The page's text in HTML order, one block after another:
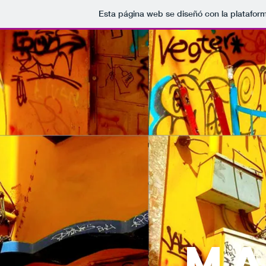
Esta página web se diseñó con la